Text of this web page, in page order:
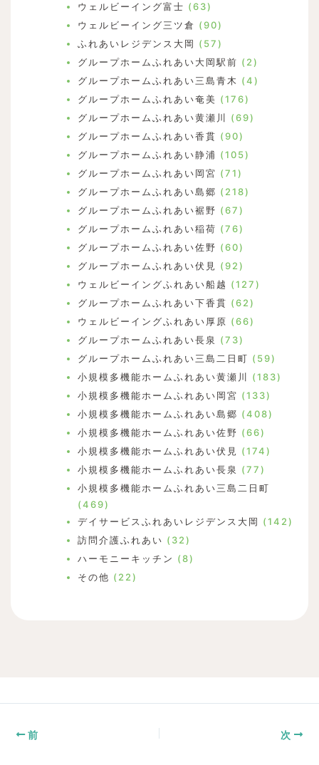
ウェルビーイング富士 (63)
ウェルビーイング三ツ倉 (90)
ふれあいレジデンス大岡 (57)
グループホームふれあい大岡駅前 (2)
グループホームふれあい三島青木 (4)
グループホームふれあい奄美 (176)
グループホームふれあい黄瀬川
(69)
グループホームふれあい香貫 (90)
グループホームふれあい静浦 (105)
グループホームふれあい岡宮 (71)
グループホームふれあい島郷 (218)
グループホームふれあい裾野 (67)
グループホームふれあい稲荷 (76)
グループホームふれあい佐野 (60)
グループホームふれあい伏見
(92)
ウェルビーイングふれあい船越 (127)
グループホームふれあい下香貫 (62)
ウェルビーイングふれあい厚原 (66)
グループホームふれあい長泉 (73)
グループホームふれあい三島二日町 (59)
小規模多機能ホームふれあい黄瀬川
(183)
小規模多機能ホームふれあい岡宮 (133)
小規模多機能ホームふれあい島郷 (408)
小規模多機能ホームふれあい佐野 (66)
小規模多機能ホームふれあい伏見
(174)
小規模多機能ホームふれあい長泉 (77)
小規模多機能ホームふれあい三島二日町
(469)
デイサービスふれあいレジデンス大岡 (142)
訪問介護ふれあい (32)
ハーモニーキッチン (8)
その他 (22)
前 次